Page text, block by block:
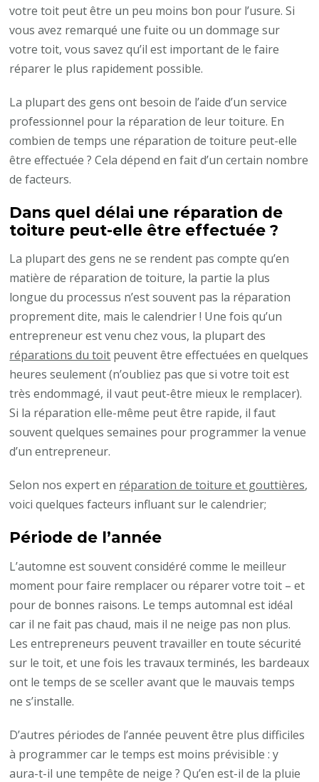
votre toit peut être un peu moins bon pour l’usure. Si
vous avez remarqué une fuite ou un dommage sur
votre toit, vous savez qu’il est important de le faire
réparer le plus rapidement possible.
La plupart des gens ont besoin de l’aide d’un service
professionnel pour la réparation de leur toiture. En
combien de temps une réparation de toiture peut-elle
être effectuée ? Cela dépend en fait d’un certain nombre
de facteurs.
Dans quel délai une réparation de
toiture peut-elle être effectuée ?
La plupart des gens ne se rendent pas compte qu’en
matière de réparation de toiture, la partie la plus
longue du processus n’est souvent pas la réparation
proprement dite, mais le calendrier ! Une fois qu’un
entrepreneur est venu chez vous, la plupart des
réparations du toit peuvent être effectuées en quelques
heures seulement (n’oubliez pas que si votre toit est
très endommagé, il vaut peut-être mieux le remplacer).
Si la réparation elle-même peut être rapide, il faut
souvent quelques semaines pour programmer la venue
d’un entrepreneur.
Selon nos expert en réparation de toiture et gouttières,
voici quelques facteurs influant sur le calendrier;
Période de l’année
L’automne est souvent considéré comme le meilleur
moment pour faire remplacer ou réparer votre toit – et
pour de bonnes raisons. Le temps automnal est idéal
car il ne fait pas chaud, mais il ne neige pas non plus.
Les entrepreneurs peuvent travailler en toute sécurité
sur le toit, et une fois les travaux terminés, les bardeaux
ont le temps de se sceller avant que le mauvais temps
ne s’installe.
D’autres périodes de l’année peuvent être plus difficiles
à programmer car le temps est moins prévisible : y
aura-t-il une tempête de neige ? Qu’en est-il de la pluie